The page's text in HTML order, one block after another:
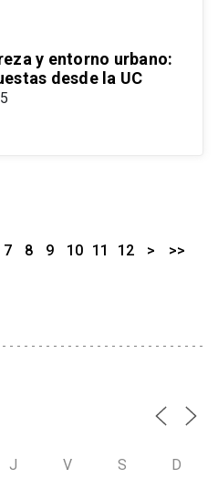
y entorno urbano:
desde la UC
7 8 9 10 11 12 > >>
J V S D